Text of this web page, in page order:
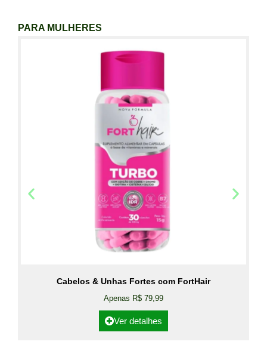
PARA MULHERES
Cabelos & Unhas Fortes com FortHair
Apenas R$ 79,99
Ver detalhes